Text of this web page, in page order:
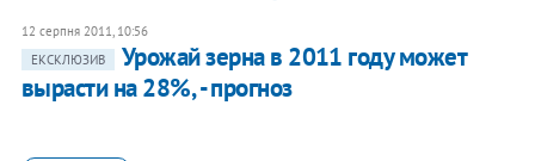
12 серпня 2011, 10:56
ЕКСКЛЮЗИВ
Урожай зерна в 2011 году может
вырасти на 28%, - прогноз